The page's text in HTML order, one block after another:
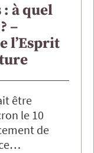
à quel
–
l’Esprit
être
le 10
de